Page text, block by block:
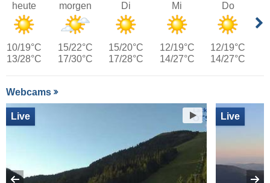
heute
10/19°C
13/28°C
morgen
15/22°C
17/30°C
Di
15/20°C
17/28°C
Mi
12/19°C
14/27°C
Do
12/19°C
14/27°C
Webcams
Live Live